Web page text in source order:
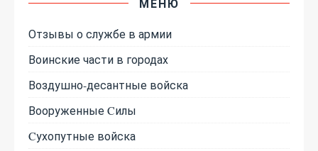
Отзывы о службе в армии
Воинские части в городах
Воздушно-десантные войска
Вооруженные Cилы
Cухопутные войска